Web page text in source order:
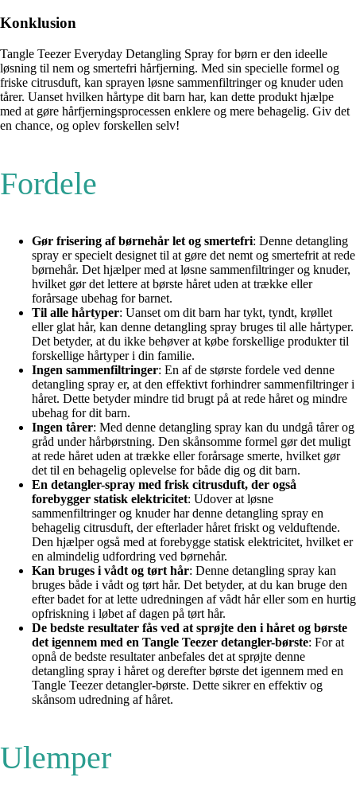
Konklusion
Tangle Teezer Everyday Detangling Spray for børn er den ideelle
løsning til nem og smertefri hårfjerning. Med sin specielle formel og
friske citrusduft, kan sprayen løsne sammenfiltringer og knuder uden
tårer. Uanset hvilken hårtype dit barn har, kan dette produkt hjælpe
med at gøre hårfjerningsprocessen enklere og mere behagelig. Giv det
en chance, og oplev forskellen selv!
Fordele
Gør frisering af børnehår let og smertefri: Denne detangling
spray er specielt designet til at gøre det nemt og smertefrit at rede
børnehår. Det hjælper med at løsne sammenfiltringer og knuder,
hvilket gør det lettere at børste håret uden at trække eller
forårsage ubehag for barnet.
Til alle hårtyper: Uanset om dit barn har tykt, tyndt, krøllet
eller glat hår, kan denne detangling spray bruges til alle hårtyper.
Det betyder, at du ikke behøver at købe forskellige produkter til
forskellige hårtyper i din familie.
Ingen sammenfiltringer: En af de største fordele ved denne
detangling spray er, at den effektivt forhindrer sammenfiltringer i
håret. Dette betyder mindre tid brugt på at rede håret og mindre
ubehag for dit barn.
Ingen tårer: Med denne detangling spray kan du undgå tårer og
gråd under hårbørstning. Den skånsomme formel gør det muligt
at rede håret uden at trække eller forårsage smerte, hvilket gør
det til en behagelig oplevelse for både dig og dit barn.
En detangler-spray med frisk citrusduft, der også
forebygger statisk elektricitet: Udover at løsne
sammenfiltringer og knuder har denne detangling spray en
behagelig citrusduft, der efterlader håret friskt og velduftende.
Den hjælper også med at forebygge statisk elektricitet, hvilket er
en almindelig udfordring ved børnehår.
Kan bruges i vådt og tørt hår: Denne detangling spray kan
bruges både i vådt og tørt hår. Det betyder, at du kan bruge den
efter badet for at lette udredningen af vådt hår eller som en hurtig
opfriskning i løbet af dagen på tørt hår.
De bedste resultater fås ved at sprøjte den i håret og børste
det igennem med en Tangle Teezer detangler-børste: For at
opnå de bedste resultater anbefales det at sprøjte denne
detangling spray i håret og derefter børste det igennem med en
Tangle Teezer detangler-børste. Dette sikrer en effektiv og
skånsom udredning af håret.
Ulemper